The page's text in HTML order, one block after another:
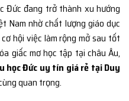
Đức đang trở thành xu hướng
Nam nhờ chất lượng giáo dục
hội việc làm rộng mở sau tốt
giấc mơ học tập tại châu Âu,
học Đức uy tín giá rẻ tại Duy
quan trọng.